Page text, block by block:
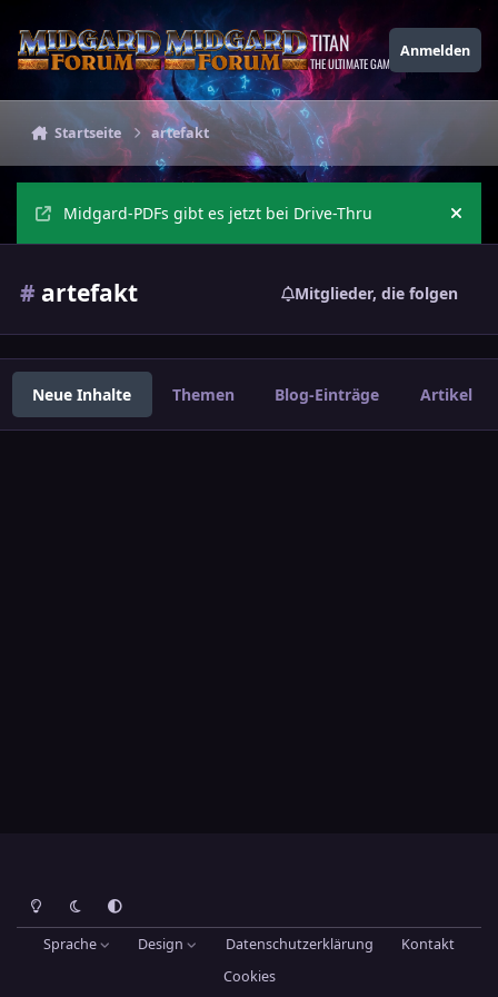
TITAN
THE ULTIMATE GAMING THEME
Anmelden
Startseite artefakt
Midgard-PDFs gibt es jetzt bei Drive-Thru
# artefakt Mitglieder, die folgen
Neue Inhalte Themen Blog-Einträge Artikel
Heller ModusDunkler ModusSystemeinstellung
Sprache Design Datenschutzerklärung
Kontakt
Cookies